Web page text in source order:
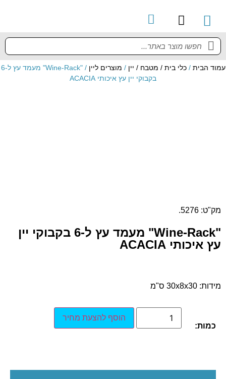
עמוד הבית /כלי בית / מטבח / יין / מוצרים ליין
/ "Wine-Rack" מעמד עץ ל-6
בקבוקי יין עץ איכותי ACACIA
מק"ט: 5276.
"Wine-Rack" מעמד עץ ל-6 בקבוקי יין
עץ איכותי ACACIA
מידות: 30x8x30 ס"מ
כמות:
הוסף להצעת מחיר